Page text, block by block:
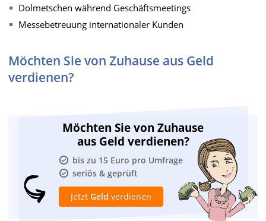
Dolmetschen während Geschäftsmeetings
Messebetreuung internationaler Kunden
Möchten Sie von Zuhause aus Geld
verdienen?
Möchten Sie von Zuhause
aus Geld verdienen?
bis zu 15 Euro pro Umfrage
seriös & geprüft
Jetzt Geld verdienen